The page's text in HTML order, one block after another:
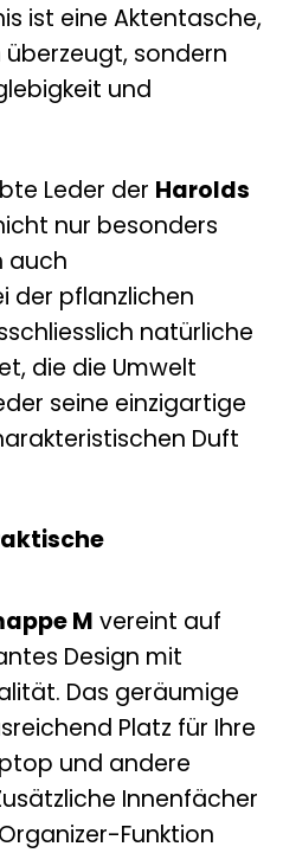
ist eine Aktentasche,
sondern
und
Leder der Harolds
nur besonders
auch
der pflanzlichen
natürliche
die die Umwelt
seine einzigartige
Duft
M vereint auf
Design mit
Das geräumige
Platz für Ihre
und andere
Innenfächer
Funktion